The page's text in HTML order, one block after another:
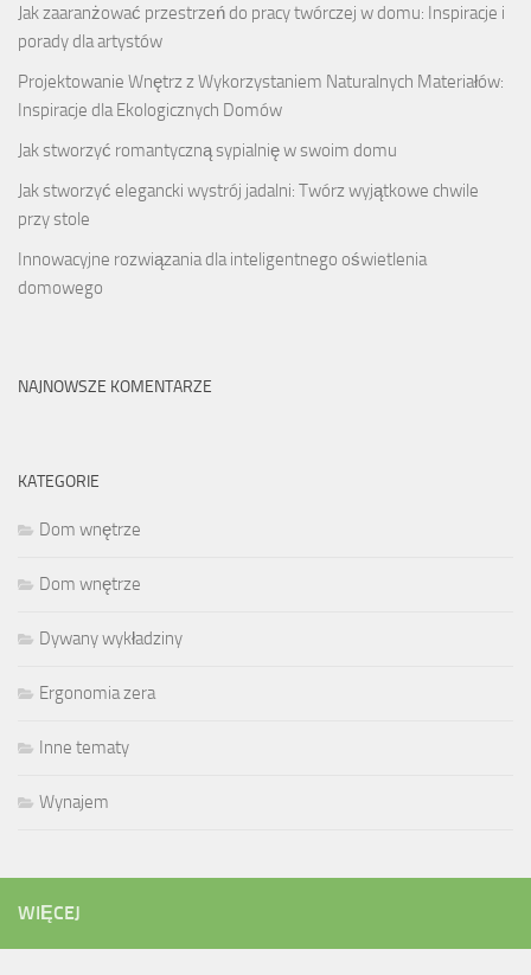
Jak zaaranżować przestrzeń do pracy twórczej w domu: Inspiracje i
porady dla artystów
Projektowanie Wnętrz z Wykorzystaniem Naturalnych Materiałów:
Inspiracje dla Ekologicznych Domów
Jak stworzyć romantyczną sypialnię w swoim domu
Jak stworzyć elegancki wystrój jadalni: Twórz wyjątkowe chwile
przy stole
Innowacyjne rozwiązania dla inteligentnego oświetlenia
domowego
NAJNOWSZE KOMENTARZE
KATEGORIE
Dom wnętrze
Dom wnętrze
Dywany wykładziny
Ergonomia zera
Inne tematy
Wynajem
WIĘCEJ